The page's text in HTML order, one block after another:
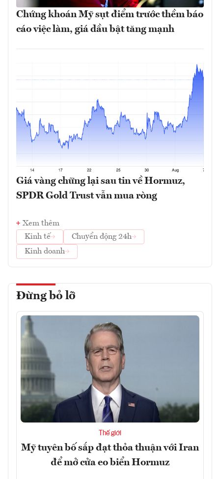
Chứng khoán Mỹ sụt điểm trước thềm báo
cáo việc làm, giá dầu bật tăng mạnh
Giá vàng chững lại sau tin về Hormuz,
SPDR Gold Trust vẫn mua ròng
Xem thêm
Kinh tế
Chuyển động 24h
Kinh doanh
Đừng bỏ lỡ
Thế giới
Mỹ tuyên bố sắp đạt thỏa thuận với Iran
để mở cửa eo biển Hormuz